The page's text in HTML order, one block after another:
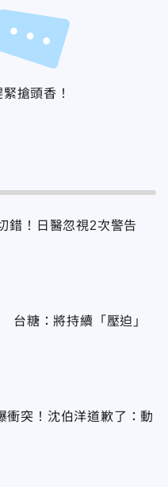
搶頭香！
錯！日醫忽視2次警告
台糖：將持續「壓迫」
衝突！沈伯洋道歉了：動